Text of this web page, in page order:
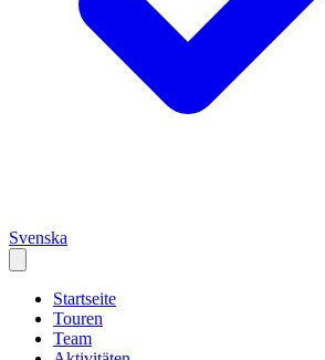
Svenska
Startseite
Touren
Team